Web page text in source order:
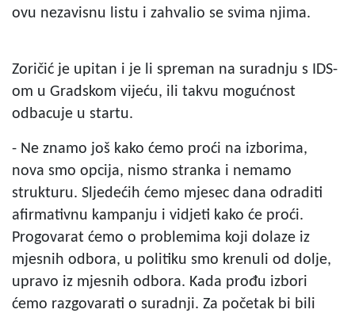
ovu nezavisnu listu i zahvalio se svima njima.
Zoričić je upitan i je li spreman na suradnju s IDS-
om u Gradskom vijeću, ili takvu mogućnost
odbacuje u startu.
- Ne znamo još kako ćemo proći na izborima,
nova smo opcija, nismo stranka i nemamo
strukturu. Sljedećih ćemo mjesec dana odraditi
afirmativnu kampanju i vidjeti kako će proći.
Progovarat ćemo o problemima koji dolaze iz
mjesnih odbora, u politiku smo krenuli od dolje,
upravo iz mjesnih odbora. Kada prođu izbori
ćemo razgovarati o suradnji. Za početak bi bili